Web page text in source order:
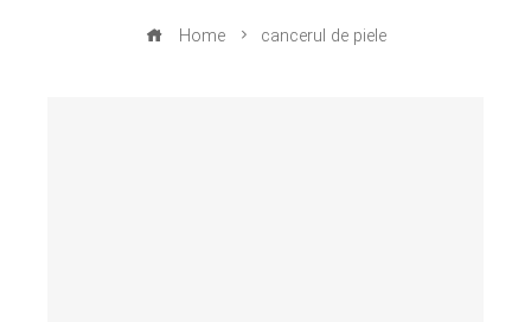
Home cancerul de piele